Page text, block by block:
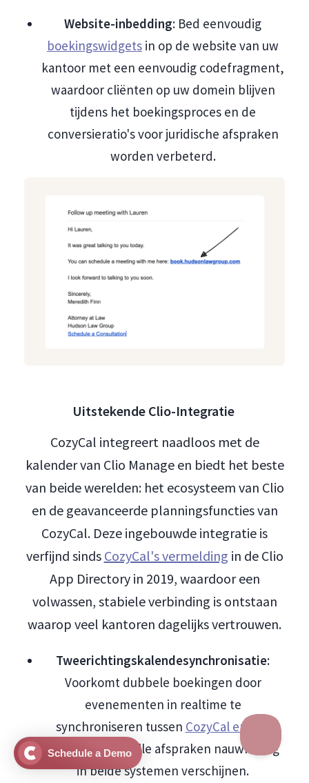
Website-inbedding: Bed eenvoudig
boekingswidgets in op de website van uw
kantoor met een eenvoudig codefragment,
waardoor cliënten op uw domein blijven
tijdens het boekingsproces en de
conversieratio's voor juridische afspraken
worden verbeterd.
Uitstekende Clio-Integratie
CozyCal integreert naadloos met de
kalender van Clio Manage en biedt het beste
van beide werelden: het ecosysteem van Clio
en de geavanceerde planningsfuncties van
CozyCal. Deze ingebouwde integratie is
verfijnd sinds CozyCal's vermelding in de Clio
App Directory in 2019, waardoor een
volwassen, stabiele verbinding is ontstaan
waarop veel kantoren dagelijks vertrouwen.
Tweerichtingskalendesynchronisatie:
Voorkomt dubbele boekingen door
evenementen in realtime te
synchroniseren tussen CozyCal en Clio
Manage, zodat alle afspraken nauwkeurig
in beide systemen verschijnen.
Schedule a Demo